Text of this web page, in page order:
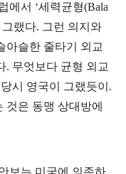
에서 ‘세력균형(Bala
랬다. 그런 의지와
아슬한 줄타기 외교
. 무엇보다 균형 외교
당시 영국이 그랬듯이 .
것은 동맹 상대방에
보는 미국에 의존하